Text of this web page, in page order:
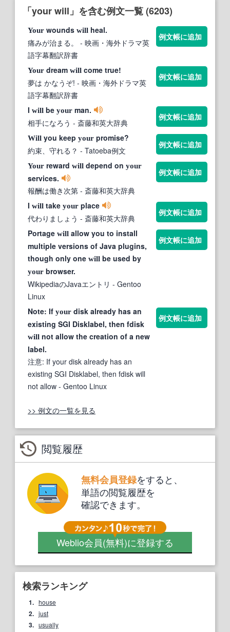
「your will」を含む例文一覧 (6203)
Your wounds will heal.
痛みが治まる。
- 映画・海外ドラマ英
語字幕翻訳辞書
例文帳に追加
Your dream will come true!
夢は かなうぞ! - 映画・海外ドラマ英
語字幕翻訳辞書
例文帳に追加
I will be your man.
相手になろう - 斎藤和英大辞典
例文帳に追加
Will you keep your promise?
約束、守れる？ - Tatoeba例文
例文帳に追加
Your reward will depend on your
services.
報酬は働き次第 - 斎藤和英大辞典
例文帳に追加
I will take your place
代わりましょう - 斎藤和英大辞典
例文帳に追加
Portage will allow you to install
multiple versions of Java plugins,
though only one will be used by
your browser.
WikipediaのJavaエントリ - Gentoo
Linux
例文帳に追加
Note: If your disk already has an
existing SGI Disklabel, then fdisk
will not allow the creation of a new
label.
注意: If your disk already has an
existing SGI Disklabel, then fdisk will
not allow - Gentoo Linux
例文帳に追加
>> 例文の一覧を見る
閲覧履歴
無料会員登録をすると、
単語の閲覧履歴を
確認できます。
Weblio会員(無料)に登録する
検索ランキング
1. house
2. just
3. usually